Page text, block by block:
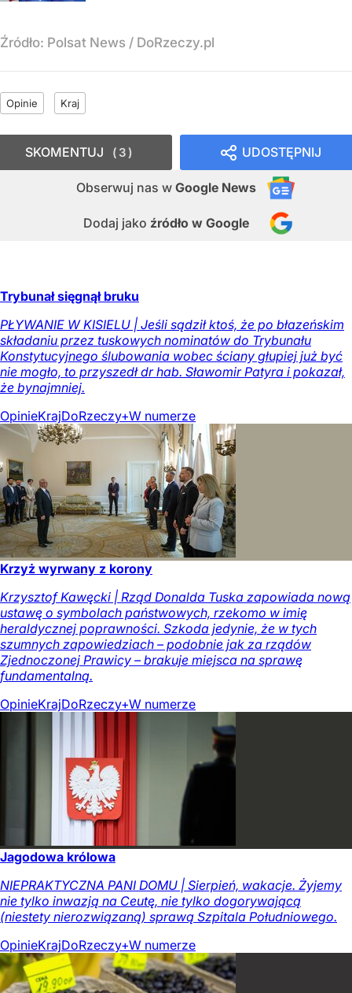
Źródło: Polsat News / DoRzeczy.pl
Opinie Kraj
UDOSTĘPNIJ
Obserwuj nas w Google News
Dodaj jako źródło w Google
SKOMENTUJ 3
Trybunał sięgnął bruku
PŁYWANIE W KISIELU | Jeśli sądził ktoś, że po błazeńskim
składaniu przez tuskowych nominatów do Trybunału
Konstytucyjnego ślubowania wobec ściany głupiej już być
nie mogło, to przyszedł dr hab. Sławomir Patyra i pokazał,
że bynajmniej.
OpinieKrajDoRzeczy+W numerze
Krzyż wyrwany z korony
Krzysztof Kawęcki | Rząd Donalda Tuska zapowiada nową
ustawę o symbolach państwowych, rzekomo w imię
heraldycznej poprawności. Szkoda jedynie, że w tych
szumnych zapowiedziach – podobnie jak za rządów
Zjednoczonej Prawicy – brakuje miejsca na sprawę
fundamentalną.
OpinieKrajDoRzeczy+W numerze
Jagodowa królowa
NIEPRAKTYCZNA PANI DOMU | Sierpień, wakacje. Żyjemy
nie tylko inwazją na Ceutę, nie tylko dogorywającą
(niestety nierozwiązaną) sprawą Szpitala Południowego.
OpinieKrajDoRzeczy+W numerze